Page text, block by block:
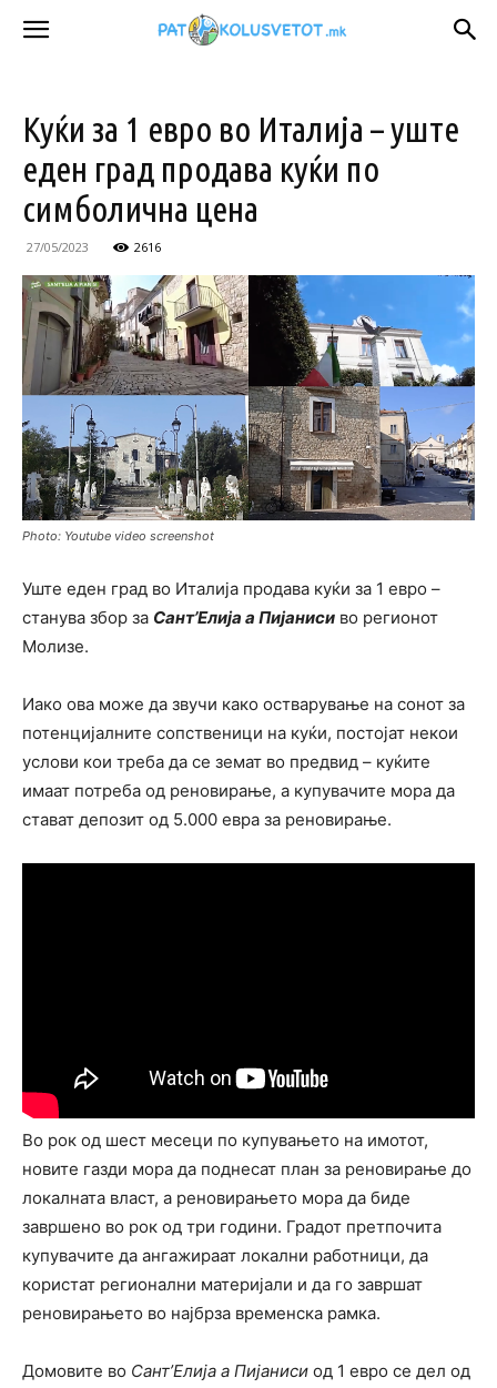
Куќи за 1 евро во Италија – уште
еден град продава куќи по
симболична цена
27/05/2023 2616
Photo: Youtube video screenshot
Уште еден град во Италија продава куќи за 1 евро –
станува збор за Сант’Елија а Пијаниси во регионот
Молизе.
Иако ова може да звучи како остварување на сонот за
потенцијалните сопственици на куќи, постојат некои
услови кои треба да се земат во предвид – куќите
имаат потреба од реновирање, а купувачите мора да
стават депозит од 5.000 евра за реновирање.
Во рок од шест месеци по купувањето на имотот,
новите газди мора да поднесат план за реновирање до
локалната власт, а реновирањето мора да биде
завршено во рок од три години. Градот претпочита
купувачите да ангажираат локални работници, да
користат регионални материјали и да го завршат
реновирањето во најбрза временска рамка.
Домовите во Сант’Елија а Пијаниси од 1 евро се дел од